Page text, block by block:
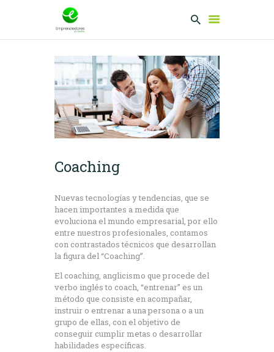
EMPRENDEDORES
PRESENTA TU
PROYECTO
SERVICIOS
EMPRENDEDORES
Coaching
Nuevas tecnologías y tendencias, que se
hacen importantes a medida que
evoluciona el mundo empresarial, por ello
entre nuestros profesionales, contamos
con contrastados técnicos que desarrollan
la figura del “Coaching”.
El coaching, anglicismo que procede del
verbo inglés to coach, “entrenar” es un
método que consiste en acompañar,
instruir o entrenar a una persona o a un
grupo de ellas, con el objetivo de
conseguir cumplir metas o desarrollar
habilidades específicas.